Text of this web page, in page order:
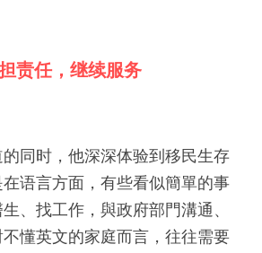
责任，继续服务
同时，他深深体验到移民生存
语言方面，有些看似簡單的事
、找工作，與政府部門溝通、
懂英文的家庭而言，往往需要